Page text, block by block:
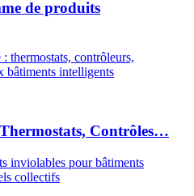
de produits
Contrôles…